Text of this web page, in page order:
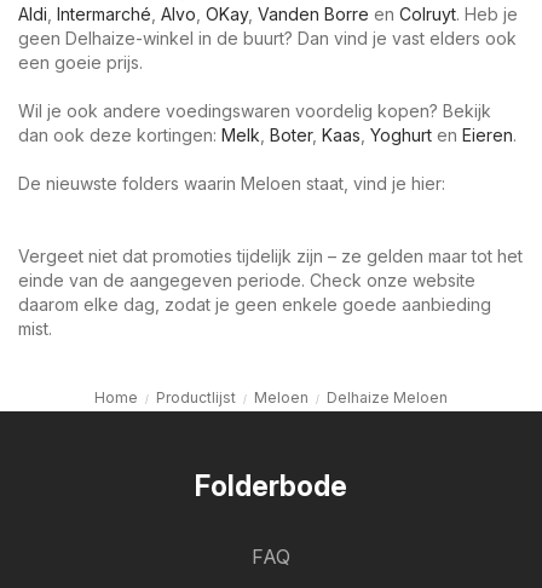
Aldi Intermarché Alvo OKay, Vanden Borre en Colruyt. Heb je
geen Delhaize-winkel in de buurt? Dan vind je vast elders ook
een goeie prijs.
Wil je ook andere voedingswaren voordelig kopen? Bekijk
dan ook deze kortingen: Melk Boter, Kaas Yoghurt en Eieren.
De nieuwste folders waarin Meloen staat, vind je hier:
Vergeet niet dat promoties tijdelijk zijn – ze gelden maar tot het
einde van de aangegeven periode. Check onze website
daarom elke dag, zodat je geen enkele goede aanbieding
mist.
Home Productlijst Meloen Delhaize Meloen
Folderbode
FAQ